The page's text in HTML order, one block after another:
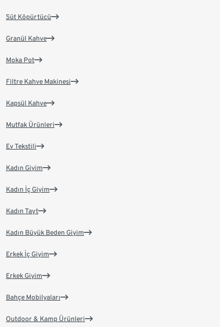
Süt Köpürtücü
Granül Kahve
Moka Pot
Filtre Kahve Makinesi
Kapsül Kahve
Mutfak Ürünleri
Ev Tekstili
Kadın Giyim
Kadın İç Giyim
Kadın Tayt
Kadın Büyük Beden Giyim
Erkek İç Giyim
Erkek Giyim
Bahçe Mobilyaları
Outdoor & Kamp Ürünleri